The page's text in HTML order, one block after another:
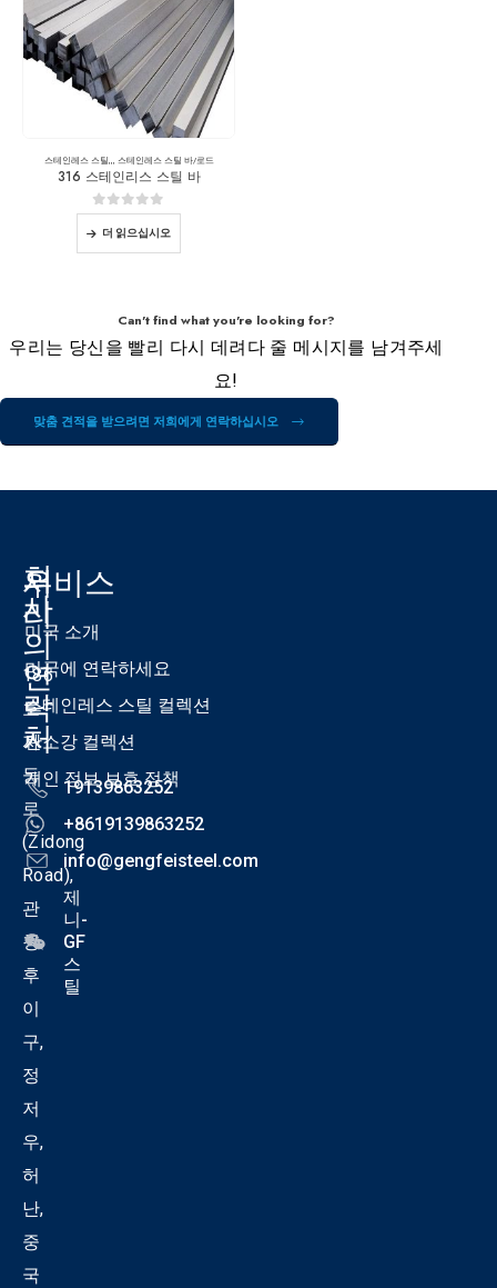
스테인레스 스틸,,, 스테인레스 스틸 바/로드
316 스테인리스 스틸 바
05 중
더 읽으십시오
Can't find what you're looking for?
우리는 당신을 빨리 다시 데려다 줄 메시지를 남겨주세
요!
맞춤 견적을 받으려면 저희에게 연락하십시오
회
사
186
호
자
둥
로
(Zidong
Road),
관
청
후
이
구,
정
저
우,
허
난,
중
국
우
리
의
연
락
처
19139863252
+8619139863252
info@gengfeisteel.com
제
니-
GF
스
틸
서비스
미국 소개
미국에 연락하세요
스테인레스 스틸 컬렉션
탄소강 컬렉션
개인 정보 보호 정책